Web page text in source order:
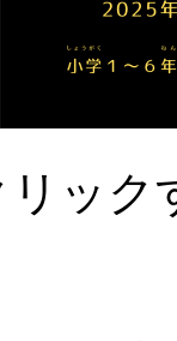
ック